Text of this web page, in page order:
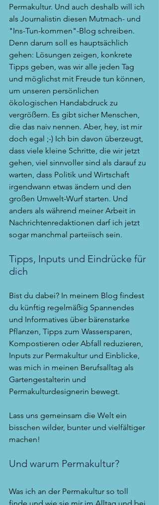
Permakultur. Und auch deshalb will ich
als Journalistin diesen Mutmach- und
"Ins-Tun-kommen"-Blog schreiben.
Denn darum soll es hauptsächlich
gehen: Lösungen zeigen, konkrete
Tipps geben, was wir alle jeden Tag
und möglichst mit Freude tun können,
um unseren persönlichen
ökologischen Handabdruck zu
vergrößern. Es gibt sicher Menschen,
die das naiv nennen. Aber, hey, ist mir
doch egal ;-) Ich bin davon überzeugt,
dass viele kleine Schritte, die wir jetzt
gehen, viel sinnvoller sind als darauf zu
warten, dass Politik und Wirtschaft
irgendwann etwas ändern und den
großen Umwelt-Wurf starten. Und
anders als während meiner Arbeit in
Nachrichtenredaktionen darf ich jetzt
sogar manchmal parteiisch sein.
Tipps, Inputs und Eindrücke für
dich
Bist du dabei? In meinem Blog findest
du künftig regelmäßig Spannendes
und Informatives über bärenstarke
Pflanzen, Tipps zum Wassersparen,
Kompostieren oder Abfall reduzieren,
Inputs zur Permakultur und Einblicke,
was mich in meinen Berufsalltag als
Gartengestalterin und
Permakulturdesignerin bewegt.
Lass uns gemeinsam die Welt ein
bisschen wilder, bunter und vielfältiger
machen!
Und warum Permakultur?
Was ich an der Permakultur so toll